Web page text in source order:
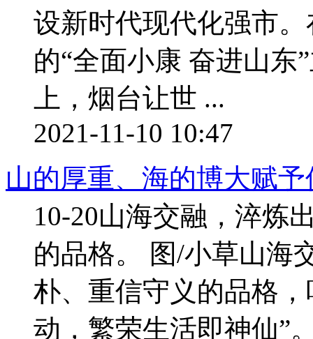
设新时代现代化强市
的“全面小康 奋进山东
上，烟台让世 ...
2021-11-10 10:47
山的厚重、海的博大赋
10-20山海交融，淬炼
的品格。 图/小草山海
朴、重信守义的品格
动，繁荣生活即神仙”